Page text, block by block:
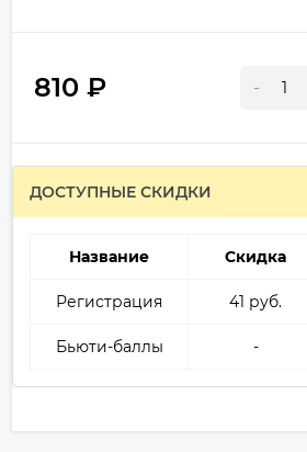
810 ₽ -
ДОСТУПНЫЕ СКИДКИ
Название Скидка
Регистрация 41 руб.
Бьюти-баллы -